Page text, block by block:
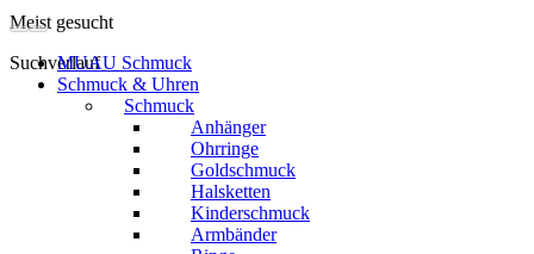
Meist gesucht
SuchverlaufMUAU Schmuck
Schmuck & Uhren
Schmuck
Anhänger
Ohrringe
Goldschmuck
Halsketten
Kinderschmuck
Armbänder